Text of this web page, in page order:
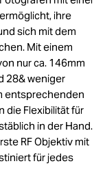
ihre
sich mit dem
Mit einem
nur ca. 146mm
28& weniger
entsprechenden
die Flexibilität für
in der Hand.
RF Objektiv mit
für jedes